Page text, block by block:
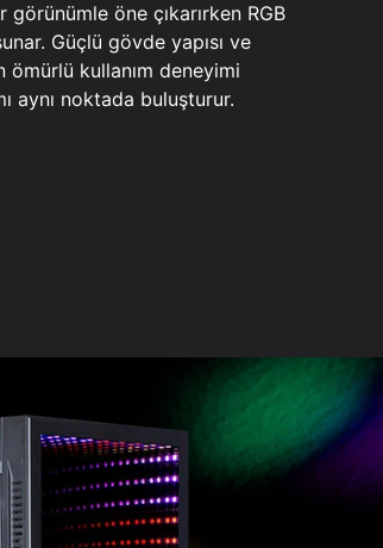
öne çıkarırken RGB
Güçlü gövde yapısı ve
kullanım deneyimi
aynı noktada buluşturur.